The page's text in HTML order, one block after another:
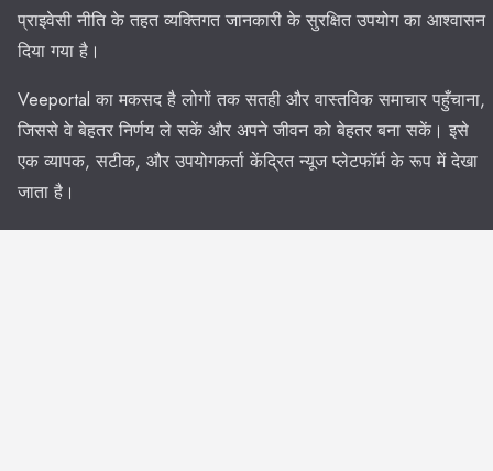
प्राइवेसी नीति के तहत व्यक्तिगत जानकारी के सुरक्षित उपयोग का आश्वासन
दिया गया है।
Veeportal का मकसद है लोगों तक सतही और वास्तविक समाचार पहुँचाना,
जिससे वे बेहतर निर्णय ले सकें और अपने जीवन को बेहतर बना सकें। इसे
एक व्यापक, सटीक, और उपयोगकर्ता केंद्रित न्यूज प्लेटफॉर्म के रूप में देखा
जाता है।